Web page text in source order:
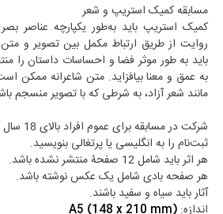
مسابقه کمیک استریپ و شعر
کمیک استریپ باید به‌طور یکپارچه عناصر
روایت از طریق ارتباط مکمل بین تصویر و
باید به طور موثر فضا و احساسات داستان را
به عمق و معنا بیافزاید. متن شاعرانه ممکن
مانند شعر آزاد، به شرطی که با تصویر منسجم
شرکت در مسابقه برای عموم افراد بالای 18 سال آزاد است.
ثبت‌نام را به انگلیسی یا پرتغالی بنویسید.
هر اثر باید شامل 12 صفحۀ منتشر نشده باشد.
هر صفحه بادی شامل یک عکس نوشته باشد.
آثار باید سیاه و سفید باشند.
اندازه:A5 (148 x 210 mm)